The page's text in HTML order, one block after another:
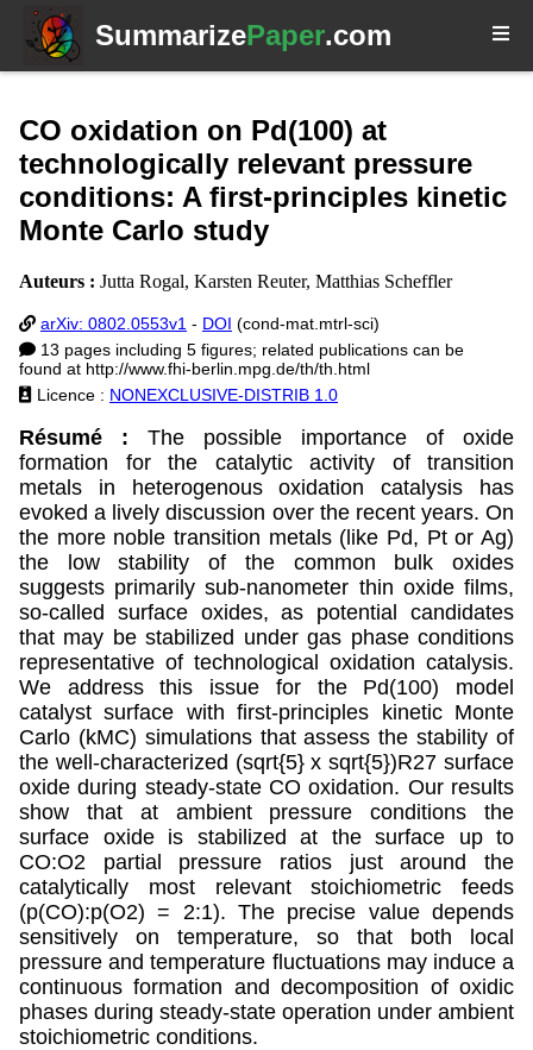
SummarizePaper.com
CO oxidation on Pd(100) at
technologically relevant pressure
conditions: A first-principles kinetic
Monte Carlo study
Auteurs : Jutta Rogal, Karsten Reuter, Matthias Scheffler
arXiv: 0802.0553v1 - DOI (cond-mat.mtrl-sci)
13 pages including 5 figures; related publications can be
found at http://www.fhi-berlin.mpg.de/th/th.html
Licence : NONEXCLUSIVE-DISTRIB 1.0
Résumé :
The possible importance of oxide
formation for the catalytic activity of transition
metals in heterogenous oxidation catalysis has
evoked a lively discussion over the recent years. On
the more noble transition metals (like Pd, Pt or Ag)
the low stability of the common bulk oxides
suggests primarily sub-nanometer thin oxide films,
so-called surface oxides, as potential candidates
that may be stabilized under gas phase conditions
representative of technological oxidation catalysis.
We address this issue for the Pd(100) model
catalyst surface with first-principles kinetic Monte
Carlo (kMC) simulations that assess the stability of
the well-characterized (sqrt{5} x sqrt{5})R27 surface
oxide during steady-state CO oxidation. Our results
show that at ambient pressure conditions the
surface oxide is stabilized at the surface up to
CO:O2 partial pressure ratios just around the
catalytically most relevant stoichiometric feeds
(p(CO):p(O2) = 2:1). The precise value depends
sensitively on temperature, so that both local
pressure and temperature fluctuations may induce a
continuous formation and decomposition of oxidic
phases during steady-state operation under ambient
stoichiometric conditions.